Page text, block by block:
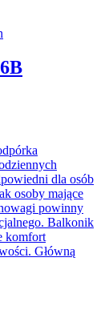
dla osób
osoby mające
powinny
Balkonik
komfort
Główną